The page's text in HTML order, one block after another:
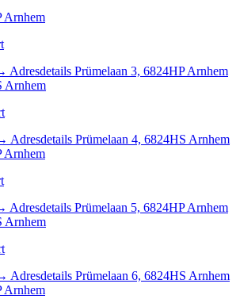
Arnhem
Adresdetails Prümelaan 3, 6824HP Arnhem
Arnhem
Adresdetails Prümelaan 4, 6824HS Arnhem
Arnhem
Adresdetails Prümelaan 5, 6824HP Arnhem
Arnhem
Adresdetails Prümelaan 6, 6824HS Arnhem
Arnhem